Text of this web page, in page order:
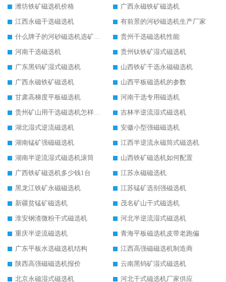
潍坊铁矿磁选机价格
广西永磁铁矿磁选机
江西永磁干选磁选机
有前景的河砂磁选机生产厂家
什么牌子的河砂磁选机选矿效果好
贵州干选磁选机性能
河南干选磁选机
贵州钛铁矿湿式磁选机
广东黑钨矿湿式磁选机
山西铁矿干选永磁磁选机
广西永磁铁矿磁选机
山西平板磁选机的参数
甘肃高梯度平板磁选机
河南干选专用磁选机
贵州矿山用干选磁选机怎样调磁
吉林半逆流湿式磁选机
湖北湿式逆流磁选机
安徽小型强磁磁选机
湖南锰矿强磁磁选机
江西半逆流永磁筒式磁选机
湖南半逆流湿式磁选机滚筒
山西铁矿磁选机如何配置
广西铁矿磁选机多少钱1台
江苏永磁磁选机
黑龙江铁矿永磁磁选机
江苏锰矿选别强磁选机
新疆贫锰矿磁选机
茂名矿山干式磁选机
淮安钢渣微粉干式磁选机
河北半逆流湿式磁选机
重庆半逆流磁选机
青海平板磁选机皮带老跑偏
广东平板水选磁选机结构
江西高强磁磁选机制造商
陕西高强磁磁选机报价
云南黑钨矿湿式磁选机
北京永磁湿式磁选机
河北干式磁选机厂家供应